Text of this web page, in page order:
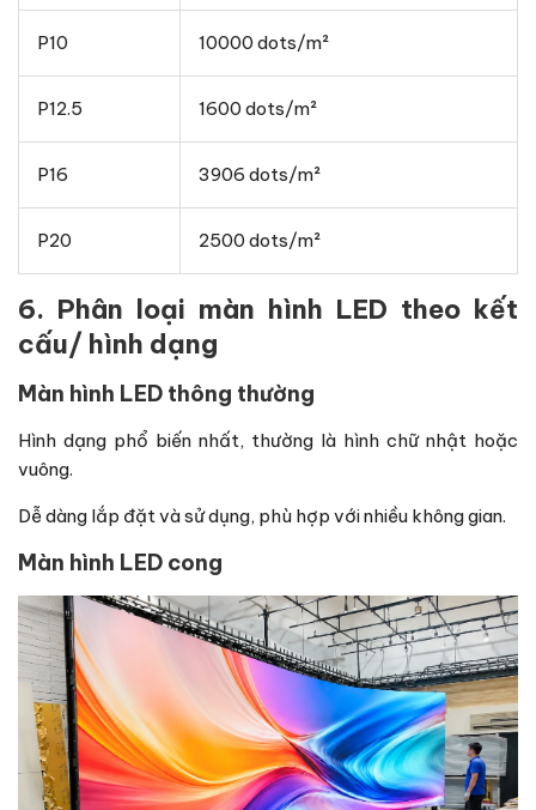
P10 10000 dots/m²
P12.5 1600 dots/m²
P16 3906 dots/m²
P20 2500 dots/m²
6. Phân loại màn hình LED theo kết
cấu/ hình dạng
Màn hình LED thông thường
Hình dạng phổ biến nhất, thường là hình chữ nhật hoặc
vuông.
Dễ dàng lắp đặt và sử dụng, phù hợp với nhiều không gian.
Màn hình LED cong